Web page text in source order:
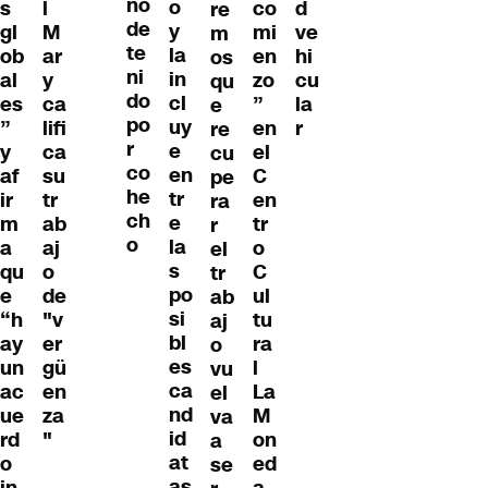
s
gl
ob
al
es
”
y
af
ir
m
a
qu
e
“h
ay
un
ac
ue
rd
o
l
M
ar
y
ca
lifi
ca
su
tr
ab
aj
o
de
"v
er
gü
en
za
"
de
te
ni
do
po
r
co
he
ch
o
o
y
la
in
cl
uy
e
en
tr
e
la
s
po
si
bl
es
ca
nd
id
at
re
m
os
qu
e
re
cu
pe
ra
r
el
tr
ab
aj
o
vu
el
va
a
se
co
mi
en
zo
”
en
el
C
en
tr
o
C
ul
tu
ra
l
La
M
on
ed
d
ve
hi
cu
la
r